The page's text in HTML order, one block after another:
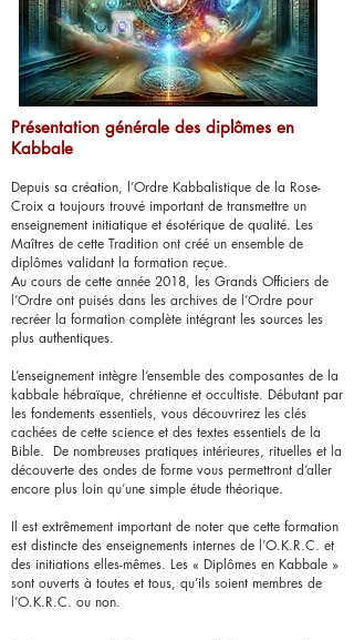
Présentation générale des diplômes en
Kabbale
Depuis sa création, l’Ordre Kabbalistique de la Rose-
Croix a toujours trouvé important de transmettre un
enseignement initiatique et ésotérique de qualité. Les
Maîtres de cette Tradition ont créé un ensemble de
diplômes validant la formation reçue.
Au cours de cette année 2018, les Grands Officiers de
l’Ordre ont puisés dans les archives de l’Ordre pour
recréer la formation complète intégrant les sources les
plus authentiques.
L’enseignement intègre l’ensemble des composantes de la
kabbale hébraïque, chrétienne et occultiste. Débutant par
les fondements essentiels, vous découvrirez les clés
cachées de cette science et des textes essentiels de la
Bible. De nombreuses pratiques intérieures, rituelles et la
découverte des ondes de forme vous permettront d’aller
encore plus loin qu’une simple étude théorique.
Il est extrêmement important de noter que cette formation
est distincte des enseignements internes de l’O.K.R.C. et
des initiations elles-mêmes. Les « Diplômes en Kabbale »
sont ouverts à toutes et tous, qu’ils soient membres de
l’O.K.R.C. ou non.